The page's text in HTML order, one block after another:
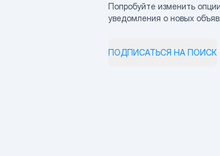
Попробуйте изменить
уведомления о новых
ПОДПИСАТЬСЯ НА ПОИСК